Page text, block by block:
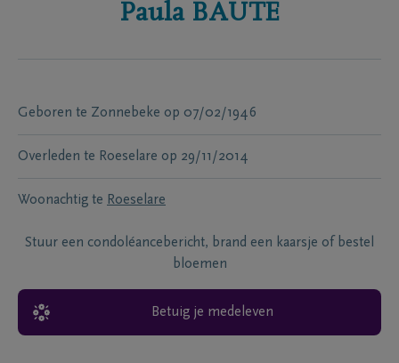
Paula BAUTE
Geboren te Zonnebeke op 07/02/1946
Overleden te Roeselare op 29/11/2014
Woonachtig te Roeselare
Stuur een condoléancebericht, brand een kaarsje of bestel
bloemen
Betuig je medeleven